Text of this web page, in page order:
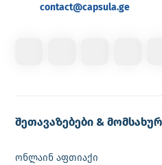
contact@capsula.ge
შეთავაზებები &
ონლაინ აფთიაქი